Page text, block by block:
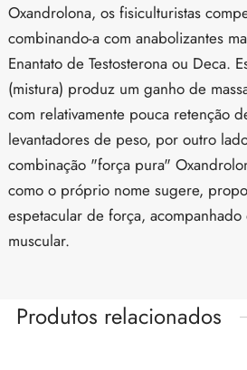
Oxandrolona, os fisiculturistas
combinando-a com anabolizantes
Enantato de Testosterona ou Deca.
(mistura) produz um ganho de
com relativamente pouca retenção
levantadores de peso, por outro
combinação "força pura"
como o próprio nome sugere,
espetacular de força,
muscular.
Produtos relacionados